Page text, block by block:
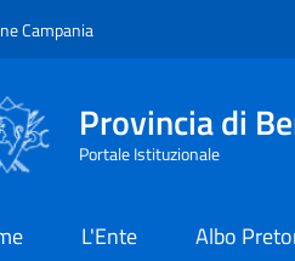
Campania
Provincia di
Portale Istituzionale
L'Ente Albo